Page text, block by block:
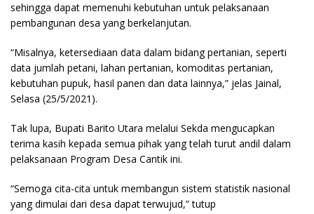
sehingga dapat memenuhi kebutuhan untuk pelaksanaan
pembangunan desa yang berkelanjutan.
“Misalnya, ketersediaan data dalam bidang pertanian, seperti
data jumlah petani, lahan pertanian, komoditas pertanian,
kebutuhan pupuk, hasil panen dan data lainnya,” jelas Jainal,
Selasa (25/5/2021).
Tak lupa, Bupati Barito Utara melalui Sekda mengucapkan
terima kasih kepada semua pihak yang telah turut andil dalam
pelaksanaan Program Desa Cantik ini.
“Semoga cita-cita untuk membangun sistem statistik nasional
yang dimulai dari desa dapat terwujud,” tutup